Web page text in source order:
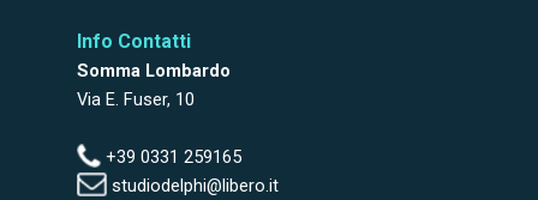
Info Contatti
Somma Lombardo
Via E. Fuser, 10
+39 0331 259165
studiodelphi@libero.it